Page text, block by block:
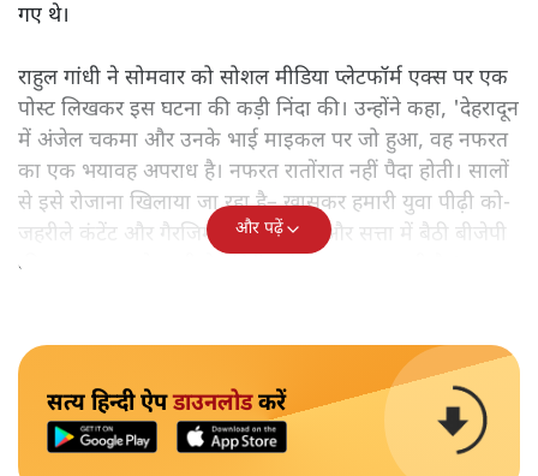
गए थे।
राहुल गांधी ने सोमवार को सोशल मीडिया प्लेटफॉर्म एक्स पर एक
पोस्ट लिखकर इस घटना की कड़ी निंदा की। उन्होंने कहा, 'देहरादून
में अंजेल चकमा और उनके भाई माइकल पर जो हुआ, वह नफरत
का एक भयावह अपराध है। नफरत रातोंरात नहीं पैदा होती। सालों
से इसे रोजाना खिलाया जा रहा है– खासकर हमारी युवा पीढ़ी को-
जहरीले कंटेंट और गैरजिम्मेदार बातों से। और सत्ता में बैठी बीजेपी
की नफरत उगलने वाली नेतागिरी इसे सामान्य बना रही है।'
और पढ़ें
सत्य हिन्दी ऐपडाउनलोडकरें